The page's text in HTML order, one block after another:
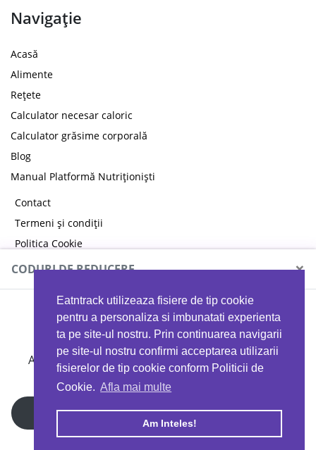
Eatntrack utilizeaza fisiere de tip cookie
pentru a personaliza si imbunatati experienta
ta pe site-ul nostru. Prin continuarea navigarii
pe site-ul nostru confirmi acceptarea utilizarii
fisierelor de tip cookie conform Politicii de
Cookie. Afla mai multe
Am Inteles!
Navigație
Acasă
Alimente
Rețete
Calculator necesar caloric
Calculator grăsime corporală
Blog
Manual Platformă Nutriționiști
Contact
Termeni și condiții
Politica Cookie
Politica de confidențialitate
Copyright © 2026 EAT & TRACK S.R.L
CODURI DE REDUCERE ×
MYPROTEIN
Ai 40%reducere la orice comandă folosind codul
EATTRACK
Profită acum